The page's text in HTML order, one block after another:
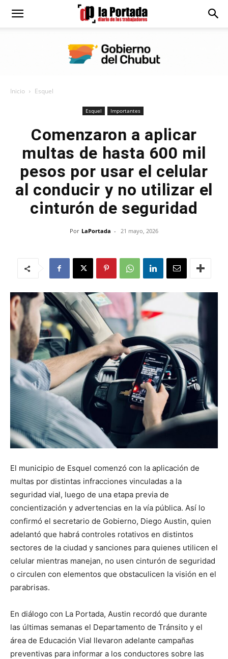
Diario
Inicio Esquel
Esquel Importantes
Comenzaron a aplicar
multas de hasta 600 mil
pesos por usar el celular
al conducir y no utilizar el
cinturón de seguridad
Por LaPortada - 21 mayo, 2026
El municipio de Esquel comenzó con la aplicación de
multas por distintas infracciones vinculadas a la
seguridad vial, luego de una etapa previa de
concientización y advertencias en la vía pública. Así lo
confirmó el secretario de Gobierno, Diego Austin, quien
adelantó que habrá controles rotativos en distintos
sectores de la ciudad y sanciones para quienes utilicen el
celular mientras manejan, no usen cinturón de seguridad
o circulen con elementos que obstaculicen la visión en el
parabrisas.
En diálogo con La Portada, Austin recordó que durante
las últimas semanas el Departamento de Tránsito y el
área de Educación Vial llevaron adelante campañas
preventivas para informar a los conductores sobre las